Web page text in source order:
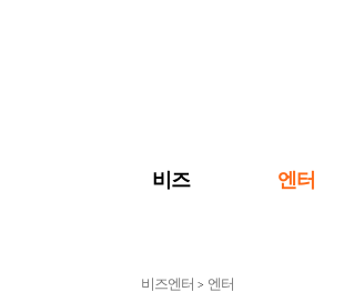
비즈 엔터
비즈엔터 > 엔터